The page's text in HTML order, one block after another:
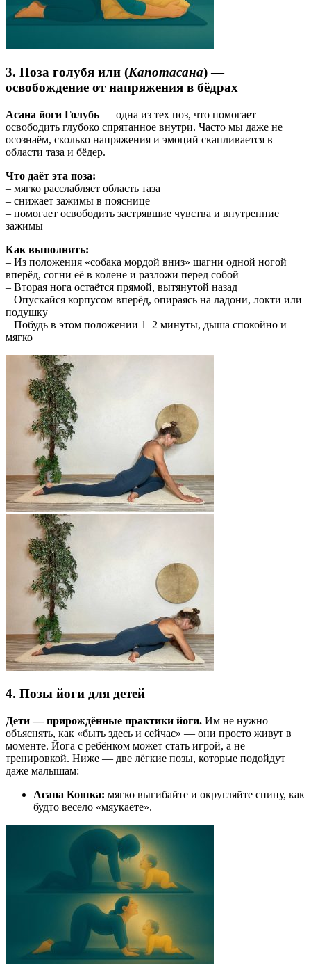
3. Поза голубя или (Капотасана) —
освобождение от напряжения в бёдрах
Асана йоги Голубь — одна из тех поз, что помогает
освободить глубоко спрятанное внутри. Часто мы даже не
осознаём, сколько напряжения и эмоций скапливается в
области таза и бёдер.
Что даёт эта поза:
– мягко расслабляет область таза
– снижает зажимы в пояснице
– помогает освободить застрявшие чувства и внутренние
зажимы
Как выполнять:
– Из положения «собака мордой вниз» шагни одной ногой
вперёд, согни её в колене и разложи перед собой
– Вторая нога остаётся прямой, вытянутой назад
– Опускайся корпусом вперёд, опираясь на ладони, локти или
подушку
– Побудь в этом положении 1–2 минуты, дыша спокойно и
мягко
4. Позы йоги для детей
Дети — прирождённые практики йоги. Им не нужно
объяснять, как «быть здесь и сейчас» — они просто живут в
моменте. Йога с ребёнком может стать игрой, а не
тренировкой. Ниже — две лёгкие позы, которые подойдут
даже малышам:
Асана Кошка: мягко выгибайте и округляйте спину, как
будто весело «мяукаете».